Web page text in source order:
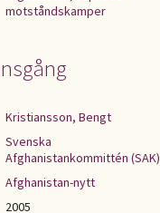
motståndskamper
Kristiansson, Bengt
Svenska
Afghanistankommittén (SAK)
Afghanistan-nytt
2005